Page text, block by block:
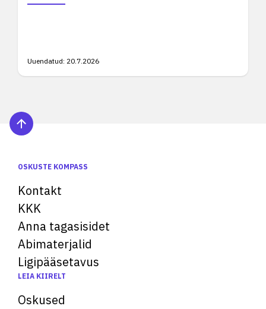
Uuendatud: 20.7.2026
OSKUSTE KOMPASS
Kontakt
KKK
Anna tagasisidet
Abimaterjalid
Ligipääsetavus
LEIA KIIRELT
Oskused